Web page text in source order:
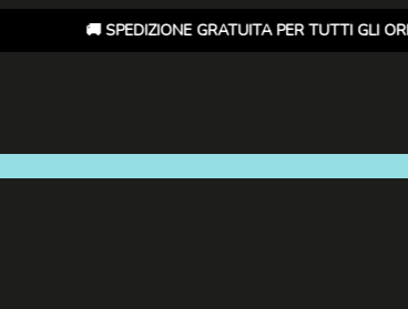
🚚 SPEDIZIONE GRATUITA PER TUTTI GLI ORDINI